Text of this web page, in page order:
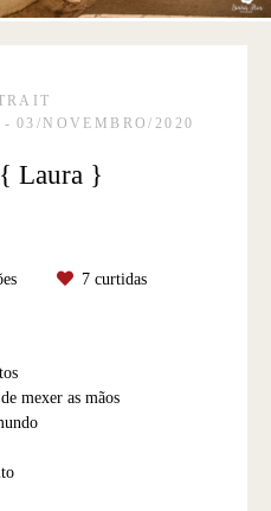
03/NOVEMBRO/2020
Laura }
7 curtidas
mexer as mãos